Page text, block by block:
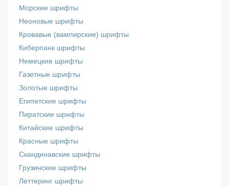
Морские шрифты
Неоновые шрифты
Кровавые (вампирские) шрифты
Киберпанк шрифты
Немецкие шрифты
Газетные шрифты
Золотые шрифты
Египетские шрифты
Пиратские шрифты
Китайские шрифты
Красные шрифты
Скандинавские шрифты
Грузинские шрифты
Леттеринг шрифты